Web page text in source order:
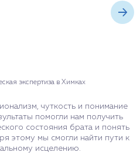
экспертиза в Химках
чуткость и понимание
помогли нам получить
состояния брата и понять
этому мы смогли найти пути к
исцелению.